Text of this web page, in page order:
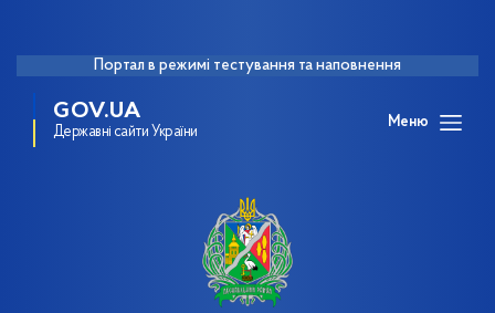
Портал в режимі тестування та наповнення
GOV.UA
Державні сайти України
Меню